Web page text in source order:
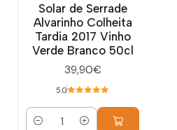
Solar de Serrade
Alvarinho Colheita
Tardia 2017 Vinho
Verde Branco 50cl
39,90€
5.0